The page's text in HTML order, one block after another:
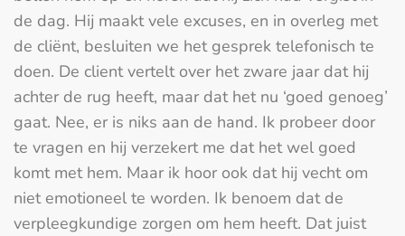
de dag. Hij maakt vele excuses, en in overleg met
de cliënt, besluiten we het gesprek telefonisch te
doen. De client vertelt over het zware jaar dat hij
achter de rug heeft, maar dat het nu ‘goed genoeg’
gaat. Nee, er is niks aan de hand. Ik probeer door
te vragen en hij verzekert me dat het wel goed
komt met hem. Maar ik hoor ook dat hij vecht om
niet emotioneel te worden. Ik benoem dat de
verpleegkundige zorgen om hem heeft. Dat juist